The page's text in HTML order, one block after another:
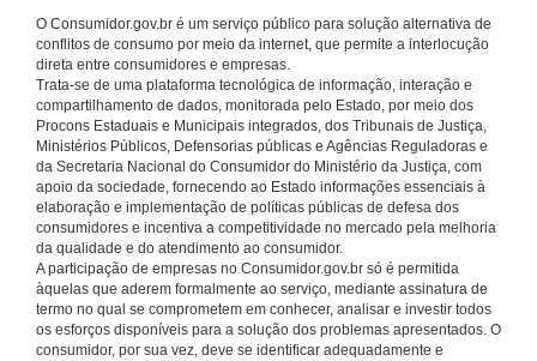
O Consumidor.gov.br é um serviço público para solução alternativa de
conflitos de consumo por meio da internet, que permite a interlocução
direta entre consumidores e empresas.
Trata-se de uma plataforma tecnológica de informação, interação e
compartilhamento de dados, monitorada pelo Estado, por meio dos
Procons Estaduais e Municipais integrados, dos Tribunais de Justiça,
Ministérios Públicos, Defensorias públicas e Agências Reguladoras e
da Secretaria Nacional do Consumidor do Ministério da Justiça, com
apoio da sociedade, fornecendo ao Estado informações essenciais à
elaboração e implementação de políticas públicas de defesa dos
consumidores e incentiva a competitividade no mercado pela melhoria
da qualidade e do atendimento ao consumidor.
A participação de empresas no Consumidor.gov.br só é permitida
àquelas que aderem formalmente ao serviço, mediante assinatura de
termo no qual se comprometem em conhecer, analisar e investir todos
os esforços disponíveis para a solução dos problemas apresentados. O
consumidor, por sua vez, deve se identificar adequadamente e